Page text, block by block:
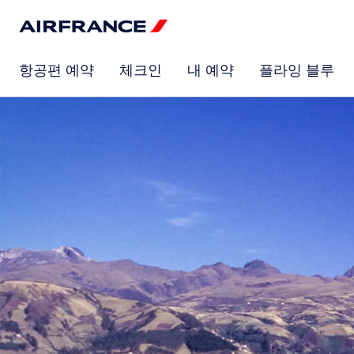
항공편 예약 체크인 내 예약 플라잉 블루